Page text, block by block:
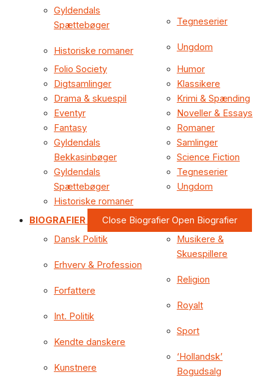
Gyldendals
Spættebøger
Historiske romaner
Tegneserier
Ungdom
Folio Society
Digtsamlinger
Drama & skuespil
Eventyr
Fantasy
Gyldendals
Bekkasinbøger
Gyldendals
Spættebøger
Historiske romaner
Humor
Klassikere
Krimi & Spænding
Noveller & Essays
Romaner
Samlinger
Science Fiction
Tegneserier
Ungdom
BIOGRAFIER Close Biografier Open Biografier
Dansk Politik
Erhverv & Profession
Forfattere
Int. Politik
Kendte danskere
Kunstnere
Musikere &
Skuespillere
Religion
Royalt
Sport
‘Hollandsk’
Bogudsalg